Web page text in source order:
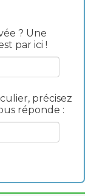
? Une
par ici !
précisez
réponde :